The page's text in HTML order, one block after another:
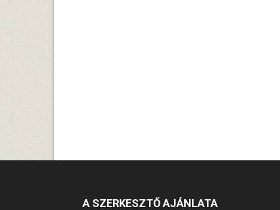
A SZERKESZTŐ AJÁNLATA